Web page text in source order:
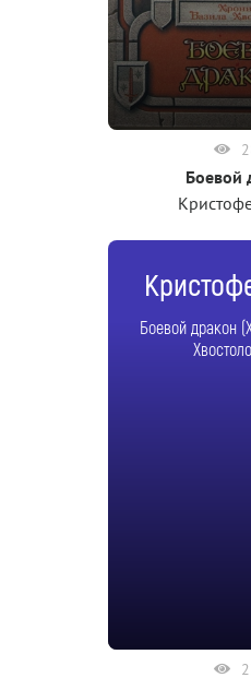
Боевой
Боевой дракон